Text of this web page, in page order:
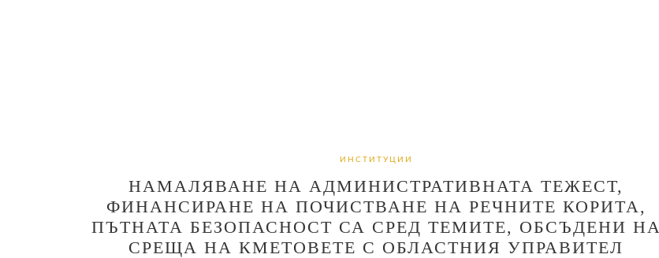
ИНСТИТУЦИИ
НАМАЛЯВАНЕ НА АДМИНИСТРАТИВНАТА ТЕЖЕСТ,
ФИНАНСИРАНЕ НА ПОЧИСТВАНЕ НА РЕЧНИТЕ КОРИТА,
ПЪТНАТА БЕЗОПАСНОСТ СА СРЕД ТЕМИТЕ, ОБСЪДЕНИ НА
СРЕЩА НА КМЕТОВЕТЕ С ОБЛАСТНИЯ УПРАВИТЕЛ